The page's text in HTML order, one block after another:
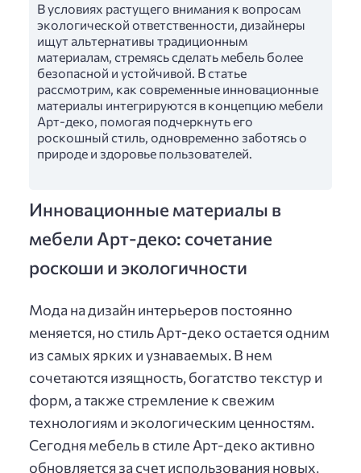
В условиях растущего внимания к вопросам
экологической ответственности, дизайнеры
ищут альтернативы традиционным
материалам, стремясь сделать мебель более
безопасной и устойчивой. В статье
рассмотрим, как современные инновационные
материалы интегрируются в концепцию мебели
Арт-деко, помогая подчеркнуть его
роскошный стиль, одновременно заботясь о
природе и здоровье пользователей.
Инновационные материалы в
мебели Арт-деко: сочетание
роскоши и экологичности
Мода на дизайн интерьеров постоянно
меняется, но стиль Арт-деко остается одним
из самых ярких и узнаваемых. В нем
сочетаются изящность, богатство текстур и
форм, а также стремление к свежим
технологиям и экологическим ценностям.
Сегодня мебель в стиле Арт-деко активно
обновляется за счет использования новых,